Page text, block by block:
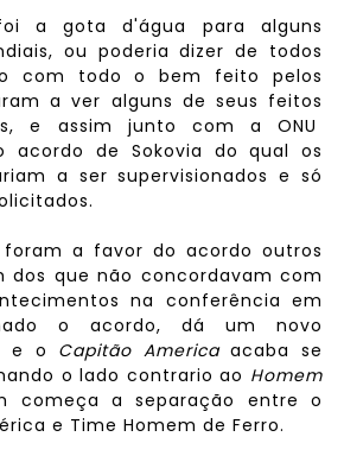
a gota d'água para alguns
ou poderia dizer de todos
com todo o bem feito pelos
a ver alguns de seus feitos
e assim junto com a ONU
acordo de Sokovia do qual os
a ser supervisionados e só
foram a favor do acordo outros
dos que não concordavam com
na conferência em
o acordo, dá um novo
e o Capitão Americaacaba se
o lado contrario ao Homem
começa a separação entre o
e Time Homem de Ferro.